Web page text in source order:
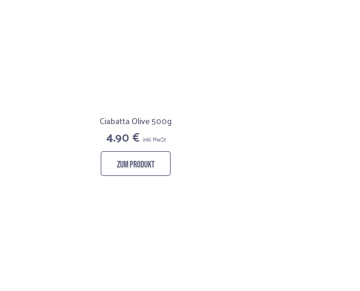
Ciabatta Olive 500g
4.90 € inkl. MwSt
ZUM PRODUKT